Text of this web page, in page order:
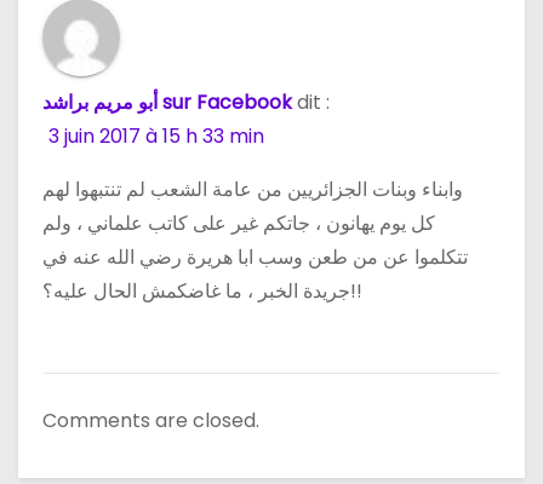
أبو مريم براشد sur Facebookdit :
3 juin 2017 à 15 h 33 min
وابناء وبنات الجزائريين من عامة الشعب لم تنتبهوا لهم
كل يوم يهانون ، جاتكم غير على كاتب علماني ، ولم
تتكلموا عن من طعن وسب ابا هريرة رضي الله عنه في
جريدة الخبر ، ما غاضكمش الحال عليه؟!!
Comments are closed.